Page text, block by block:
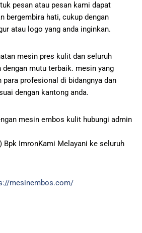
pesan atau pesan kami dapat
bergembira hati, cukup dengan
atau logo yang anda inginkan.
mesin pres kulit dan seluruh
mutu terbaik. mesin yang
profesional di bidangnya dan
dengan kantong anda.
mesin embos kulit hubungi admin
Bpk ImronKami Melayani ke seluruh
mesinembos.com/